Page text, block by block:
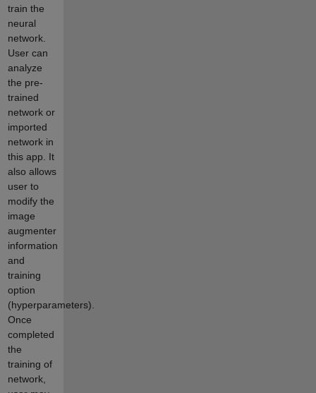
train the
neural
network.
User can
analyze
the pre-
trained
network or
imported
network in
this app. It
also allows
user to
modify the
image
augmenter
information
and
training
option
(hyperparameters).
Once
completed
the
training of
network,